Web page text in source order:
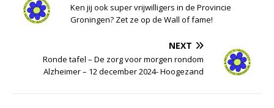
Ken jij ook super vrijwilligers in de Provincie
Groningen? Zet ze op de Wall of fame!
NEXT
Ronde tafel – De zorg voor morgen rondom
Alzheimer – 12 december 2024- Hoogezand